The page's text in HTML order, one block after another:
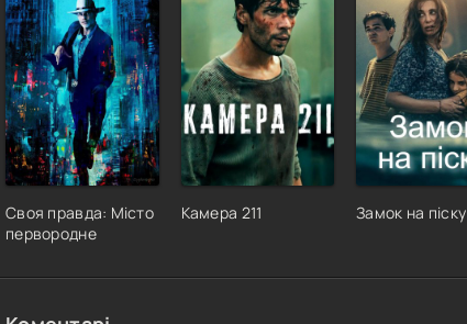
Своя правда: Місто
первородне
Камера 211 Замок на піску